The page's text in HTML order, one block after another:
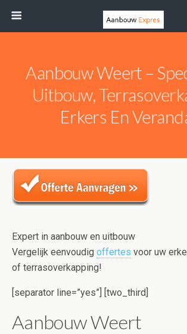
Aanbouw Weert –
Uitbouw,
Erkers En
Expert in aanbouw en uitbouw
Vergelijk eenvoudig offertes voor uw
of terrasoverkapping!
[separator line=”yes”] [two_third]
Aanbouw Weert